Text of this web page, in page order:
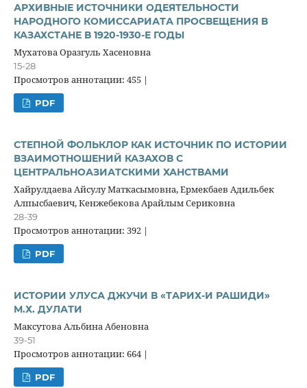
АРХИВНЫЕ ИСТОЧНИКИ ОДЕЯТЕЛЬНОСТИ
НАРОДНОГО КОМИССАРИАТА ПРОСВЕЩЕНИЯ В
КАЗАХСТАНЕ В 1920-1930-Е ГОДЫ
Мухатова Оразгуль Хасеновна
15-28
Просмотров аннотации: 455 |
PDF
СТЕПНОЙ ФОЛЬКЛОР КАК ИСТОЧНИК ПО ИСТОРИИ
ВЗАИМОТНОШЕНИЙ КАЗАХОВ С
ЦЕНТРАЛЬНОАЗИАТСКИМИ ХАНСТВАМИ
Хайрулдаева Айсулу Маткасымовна, Ермекбаев Адильбек
Алпысбаевич, Кенжебекова Арайлым Сериковна
28-39
Просмотров аннотации: 392 |
PDF
ИСТОРИИ УЛУСА ДЖУЧИ В «ТАРИХ-И РАШИДИ»
М.Х. ДУЛАТИ
Максутова Альбина Абеновна
39-51
Просмотров аннотации: 664 |
PDF